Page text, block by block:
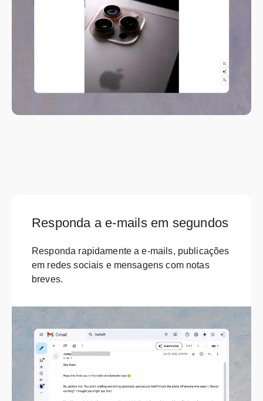
Responda a e-mails em segundos
Responda rapidamente a e-mails, publicações
em redes sociais e mensagens com notas
breves.